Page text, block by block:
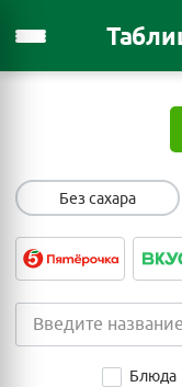
Без сахара
Блюда